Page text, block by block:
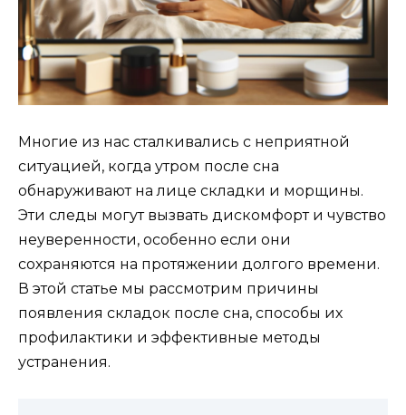
Многие из нас сталкивались с неприятной
ситуацией, когда утром после сна
обнаруживают на лице складки и морщины.
Эти следы могут вызвать дискомфорт и чувство
неуверенности, особенно если они
сохраняются на протяжении долгого времени.
В этой статье мы рассмотрим причины
появления складок после сна, способы их
профилактики и эффективные методы
устранения.